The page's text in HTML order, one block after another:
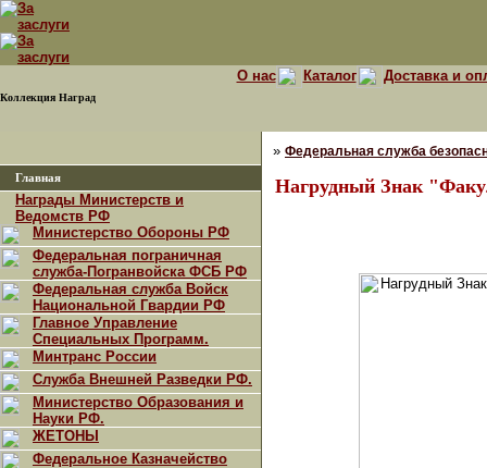
Коллекция Наград
О нас Каталог Доставка и
Главная
Награды Министерств и
Ведомств РФ
Министерство Обороны РФ
Федеральная пограничная
служба-Погранвойска ФСБ РФ
Федеральная служба Войск
Национальной Гвардии РФ
Главное Управление
Специальных Программ.
Минтранс России
Служба Внешней Разведки РФ.
Министерство Образования и
Науки РФ.
ЖЕТОНЫ
Федеральное Казначейство
» Федеральная служба
Нагрудный Знак